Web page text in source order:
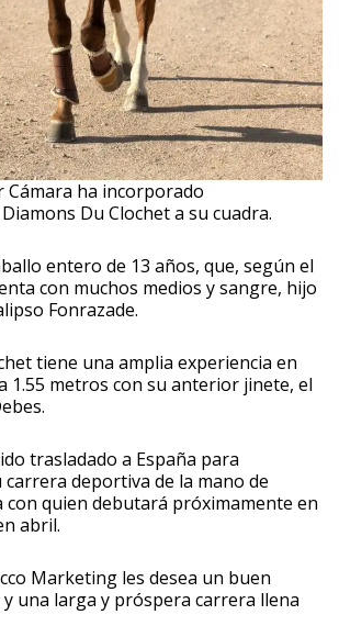
Cámara ha incorporado
Du Clochet a su cuadra.
entero de 13 años, que, según el
con muchos medios y sangre, hijo
Fonrazade.
tiene una amplia experiencia en
1.55 metros con su anterior jinete, el
trasladado a España para
deportiva de la mano de
con quien debutará próximamente en
abril.
Marketing les desea un buen
una larga y próspera carrera llena